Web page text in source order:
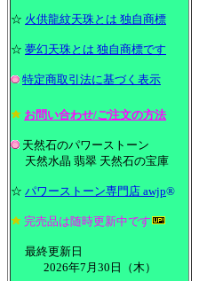
☆ 火供龍紋天珠とは 独自商標
☆ 夢幻天珠とは 独自商標です
特定商取引法に基づく表示
お問い合わせ/ご注文の方法
天然石のパワーストーン
天然水晶 翡翠 天然石の宝庫
☆ パワーストーン専門店 awjp®
完売品は随時更新中です
最終更新日
2026年7月30日（木）